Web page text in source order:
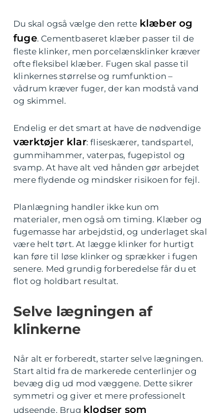
Du skal også vælge den rette klæber og
fuge. Cementbaseret klæber passer til de
fleste klinker, men porcelænsklinker kræver
ofte fleksibel klæber. Fugen skal passe til
klinkernes størrelse og rumfunktion –
vådrum kræver fuger, der kan modstå vand
og skimmel.
Endelig er det smart at have de nødvendige
værktøjer klar: fliseskærer, tandspartel,
gummihammer, vaterpas, fugepistol og
svamp. At have alt ved hånden gør arbejdet
mere flydende og mindsker risikoen for fejl.
Planlægning handler ikke kun om
materialer, men også om timing. Klæber og
fugemasse har arbejdstid, og underlaget skal
være helt tørt. At lægge klinker for hurtigt
kan føre til løse klinker og sprækker i fugen
senere. Med grundig forberedelse får du et
flot og holdbart resultat.
Selve lægningen af
klinkerne
Når alt er forberedt, starter selve lægningen.
Start altid fra de markerede centerlinjer og
bevæg dig ud mod væggene. Dette sikrer
symmetri og giver et mere professionelt
udseende. Brug klodser som